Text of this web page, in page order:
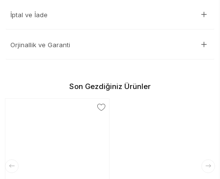
İptal ve İade
Orjinallik ve Garanti
Son Gezdiğiniz Ürünler